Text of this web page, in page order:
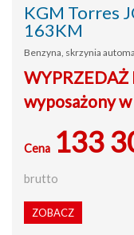
KGM Torres
163KM
Benzyna, skrzynia
WYPRZEDAŻ
wyposażony w
Cena 133
brutto
ZOBACZ